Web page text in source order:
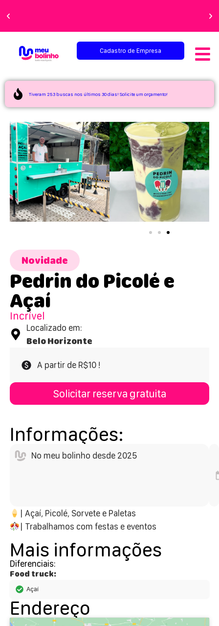
perfeita!
Cadastro de Empresa
Tiveram 253 buscas nos últimos 30 dias! Solicite um orçamento!
Novidade
Pedrin do Picolé e
Açaí
Incrível
Localizado em:
Belo Horizonte
A partir de R$10 !
Solicitar reserva gratuita
Informações:
No meu bolinho desde 2025
| Açaí, Picolé, Sorvete e Paletas
| Trabalhamos com festas e eventos
Mais informações
Diferenciais:
Food truck:
Açaí
Endereço